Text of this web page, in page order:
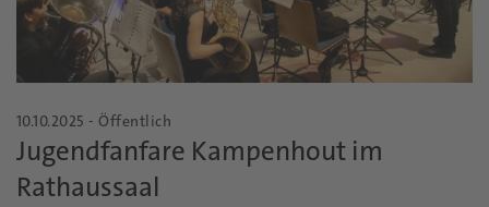
10.10.2025 - Öffentlich
Jugendfanfare Kampenhout im
Rathaussaal